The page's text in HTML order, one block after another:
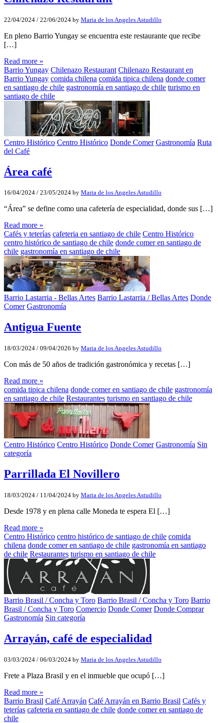
22/04/2024 / 22/06/2024 by Maria de los Angeles Astudillo
En pleno Barrio Yungay se encuentra este restaurante que recibe
[…]
Read more »
Barrio Yungay Chilenazo Restaurant Chilenazo Restaurant en
Barrio Yungay comida chilena comida tipica chilena donde comer
en santiago de chile gastronomía en santiago de chile turismo en
santiago de chile
Centro Histórico Centro Histórico Donde Comer Gastronomía Ruta
del Café
Área café
16/04/2024 / 23/05/2024 by Maria de los Angeles Astudillo
“Área” se define como una cafetería de especialidad, donde sus […]
Read more »
Cafés y teterías cafeteria en santiago de chile Centro Histórico
centro histórico de santiago de chile donde comer en santiago de
chile gastronomía en santiago de chile
Barrio Lastarria - Bellas Artes Barrio Lastarria / Bellas Artes Donde
Comer Gastronomía
Antigua Fuente
18/03/2024 / 09/04/2026 by Maria de los Angeles Astudillo
Con más de 50 años de tradición gastronómica y recetas […]
Read more »
comida tipica chilena donde comer en santiago de chile gastronomía
en santiago de chile Restaurantes turismo en santiago de chile
Centro Histórico Centro Histórico Donde Comer Gastronomía Sin
categoría
Parrillada El Novillero
18/03/2024 / 11/04/2024 by Maria de los Angeles Astudillo
Desde 1978 y en plena calle Moneda te espera El […]
Read more »
Centro Histórico centro histórico de santiago de chile comida
chilena donde comer en santiago de chile gastronomía en santiago
de chile Restaurantes turismo en santiago de chile
Barrio Brasil / Concha y Toro Barrio Brasil / Concha y Toro Barrio
Brasil / Concha y Toro Comercio Donde Comer Donde Comprar
Gastronomía Sin categoría
Arrayán, café de especialidad
03/03/2024 / 06/03/2024 by Maria de los Angeles Astudillo
Frete a Plaza Brasil y en el inmueble que ocupó […]
Read more »
Barrio Brasil Café Arrayán Café Arrayán en Barrio Brasil Cafés y
teterías cafeteria en santiago de chile donde comer en santiago de
chile